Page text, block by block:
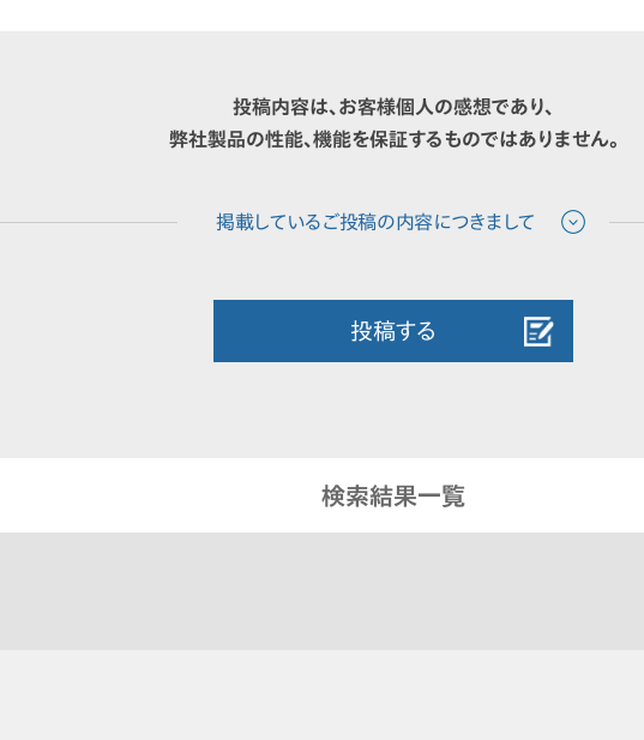
投稿内容は、お客様個人の感想であり、
弊社製品の性能、機能を保証するものではありません。
投稿する
検索結果一覧